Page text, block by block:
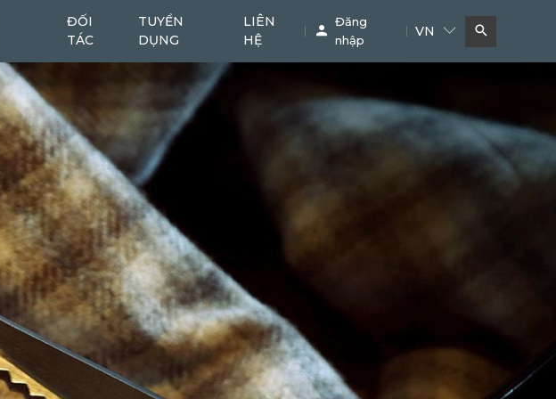
Máy cào bóc tái chế
1 11
Phụ kiện chuyên dụng
ĐỐI
TÁC
TUYỂN
DỤNG
LIÊN
HỆ
Đăng
nhập
VN